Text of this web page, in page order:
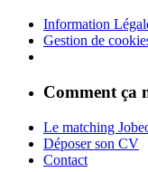
Information
Gestion de
Comment ça
Le matching
Déposer son CV
Contact